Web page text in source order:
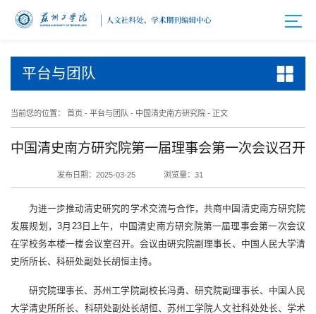
平台与团队
当前您的位置： 首页 - 平台与团队 - 中国清史南方研究院 - 正文
中国清史南方研究院第一届理事会第一次会议召开
发布日期：2025-03-25 浏览量： 31
为进一步推动清史研究的学术交流与合作，共商中国清史南方研究院
发展规划，3月23日上午，中国清史南方研究院第一届理事会第一次会议
在学校务本楼一楼会议室召开。会议由研究院副理事长、中国人民大学清
史所所长、科研处副处长胡恒主持。
研究院理事长、苏州工学院副校长冯勇、研究院副理事长、中国人民
大学清史所所长、科研处副处长胡恒、苏州工学院人文社科处处长、学术